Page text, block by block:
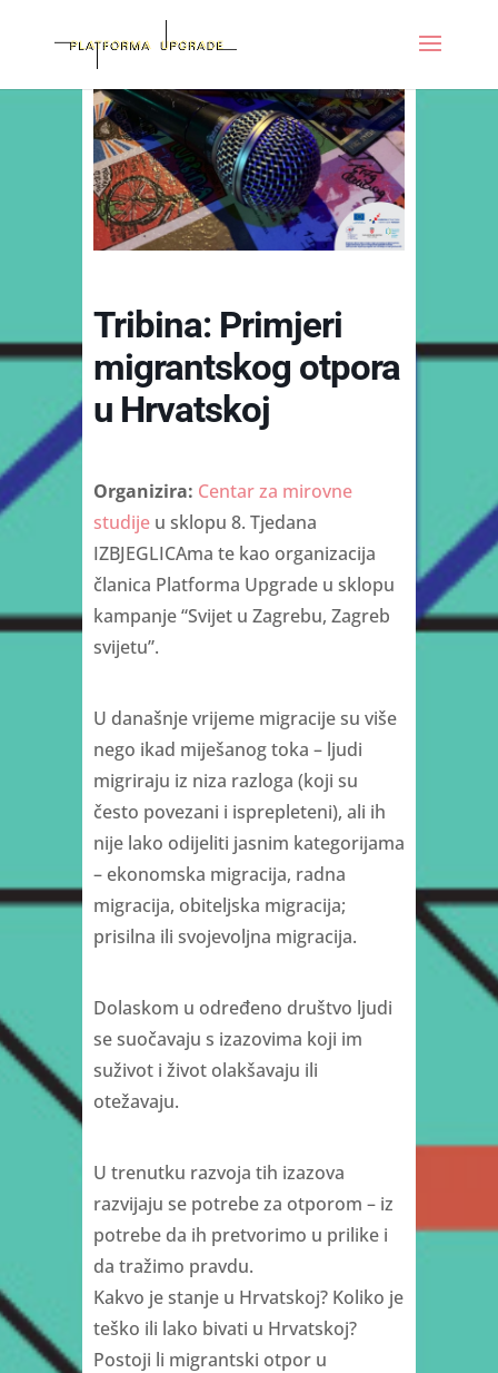
Tribina: Primjeri
migrantskog otpora
u Hrvatskoj
Organizira: Centar za mirovne
studije u sklopu 8. Tjedana
IZBJEGLICAma te kao organizacija
članica Platforma Upgrade u sklopu
kampanje “Svijet u Zagrebu, Zagreb
svijetu”.
U današnje vrijeme migracije su više
nego ikad miješanog toka – ljudi
migriraju iz niza razloga (koji su
često povezani i isprepleteni), ali ih
nije lako odijeliti jasnim kategorijama
– ekonomska migracija, radna
migracija, obiteljska migracija;
prisilna ili svojevoljna migracija.
Dolaskom u određeno društvo ljudi
se suočavaju s izazovima koji im
suživot i život olakšavaju ili
otežavaju.
U trenutku razvoja tih izazova
razvijaju se potrebe za otporom – iz
potrebe da ih pretvorimo u prilike i
da tražimo pravdu.
Kakvo je stanje u Hrvatskoj? Koliko je
teško ili lako bivati u Hrvatskoj?
Postoji li migrantski otpor u